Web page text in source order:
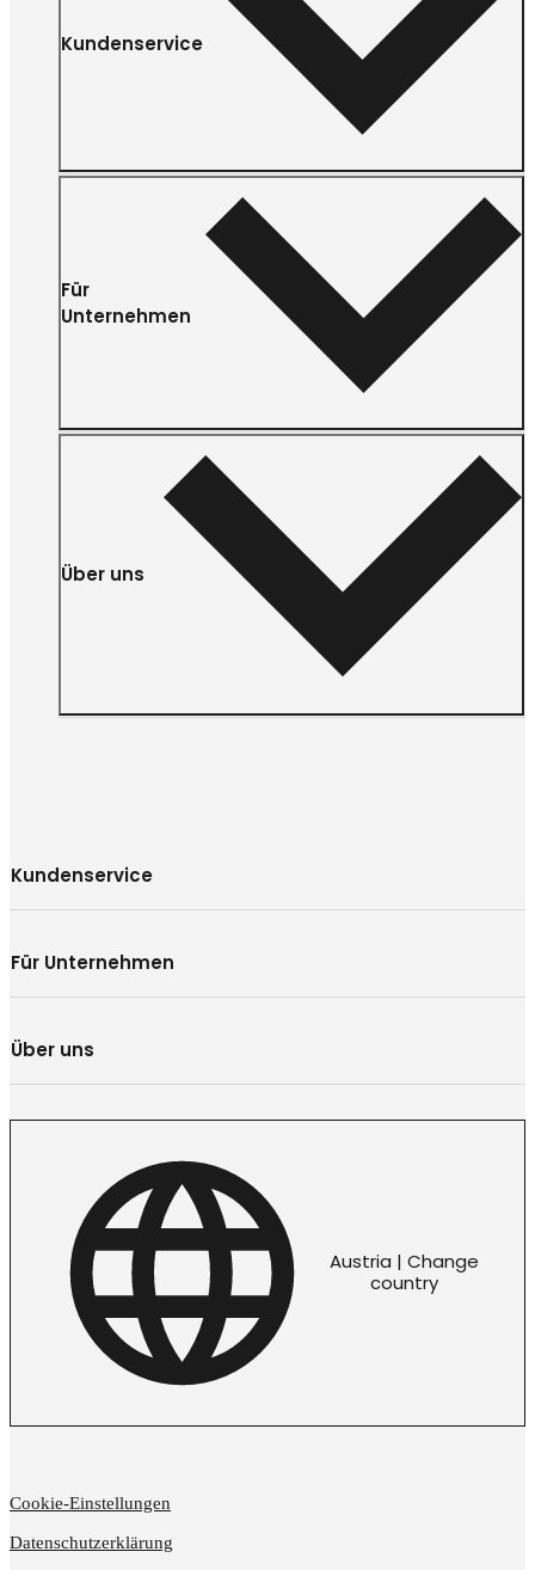
Kundenservice
Für
Unternehmen
Über uns
Kundenservice
Für Unternehmen
Über uns
Austria | Change
country
Cookie-Einstellungen
Datenschutzerklärung